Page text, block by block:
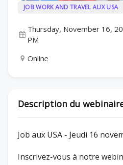
JOB WORK AND TRAVEL AUX USA
Thursday, November 16,
PM
Online
Description du
Job aux USA - Jeudi 16
Inscrivez-vous à notre